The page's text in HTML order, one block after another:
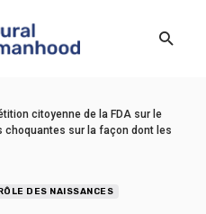
citoyenne de la FDA sur le
sur la façon dont les
DES NAISSANCES